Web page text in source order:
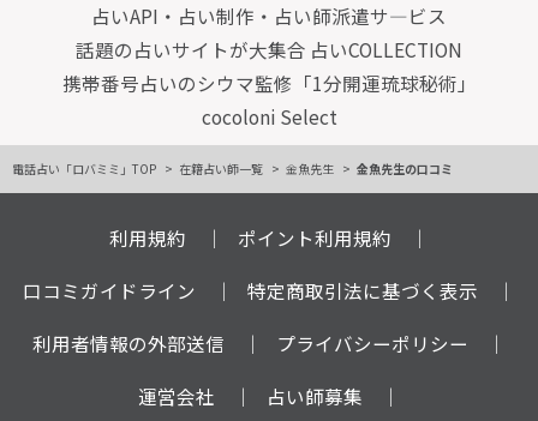
占いAPI・占い制作・占い師派遣サ―ビス
話題の占いサイトが大集合 占いCOLLECTION
携帯番号占いのシウマ監修「1分開運琉球秘術」
cocoloni Select
電話占い「ロバミミ」TOP 在籍占い師一覧 金魚先生 金魚先生の口コミ
利用規約
ポイント利用規約
口コミガイドライン
特定商取引法に基づく表示
利用者情報の外部送信
プライバシーポリシー
運営会社
占い師募集